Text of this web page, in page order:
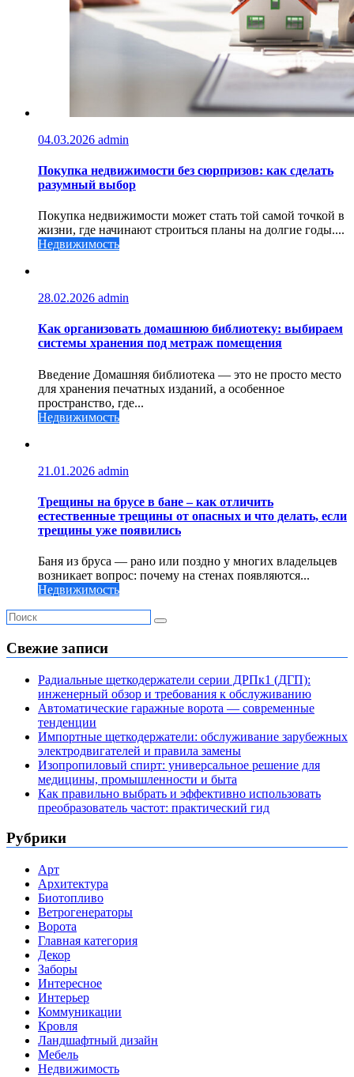
04.03.2026 admin
Покупка недвижимости без сюрпризов: как сделать
разумный выбор
Покупка недвижимости может стать той самой точкой в
жизни, где начинают строиться планы на долгие годы....
Недвижимость
28.02.2026 admin
Как организовать домашнюю библиотеку: выбираем
системы хранения под метраж помещения
Введение Домашняя библиотека — это не просто место
для хранения печатных изданий, а особенное
пространство, где...
Недвижимость
21.01.2026 admin
Трещины на брусе в бане – как отличить
естественные трещины от опасных и что делать, если
трещины уже появились
Баня из бруса — рано или поздно у многих владельцев
возникает вопрос: почему на стенах появляются...
Недвижимость
Свежие записи
Радиальные щеткодержатели серии ДРПк1 (ДГП):
инженерный обзор и требования к обслуживанию
Автоматические гаражные ворота — современные
тенденции
Импортные щеткодержатели: обслуживание зарубежных
электродвигателей и правила замены
Изопропиловый спирт: универсальное решение для
медицины, промышленности и быта
Как правильно выбрать и эффективно использовать
преобразователь частот: практический гид
Рубрики
Арт
Архитектура
Биотопливо
Ветрогенераторы
Ворота
Главная категория
Декор
Заборы
Интересное
Интерьер
Коммуникации
Кровля
Ландшафтный дизайн
Мебель
Недвижимость